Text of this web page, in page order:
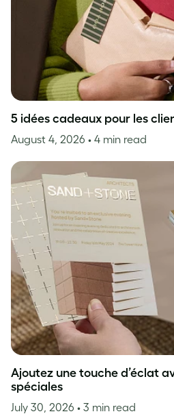
5 idées cadeaux pour les
August 4, 2026 • 4 min read
Ajoutez une touche d’éclat
spéciales
July 30, 2026 • 3 min read